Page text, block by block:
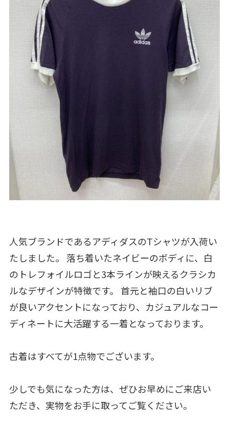
人気ブランドであるアディダスのTシャツが入荷い
たしました。 落ち着いたネイビーのボディに、白
のトレフォイルロゴと3本ラインが映えるクラシカ
ルなデザインが特徴です。 首元と袖口の白いリブ
が良いアクセントになっており、カジュアルなコー
ディネートに大活躍する一着となっております。
古着はすべてが1点物でございます。
少しでも気になった方は、ぜひお早めにご来店い
ただき、実物をお手に取ってご覧ください。